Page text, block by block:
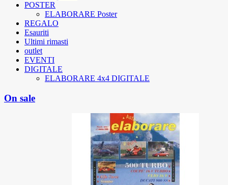
POSTER
ELABORARE Poster
REGALO
Esauriti
Ultimi rimasti
outlet
EVENTI
DIGITALE
ELABORARE 4x4 DIGITALE
On sale